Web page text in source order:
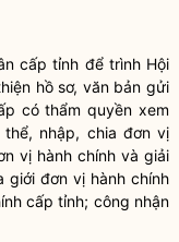
cấp tỉnh để trình Hội
hồ sơ, văn bản gửi
có thẩmquyền xem
nhập, chia đơn vị
vị hành chính và giải
đơn vị hành chính
cấp tỉnh; công nhận